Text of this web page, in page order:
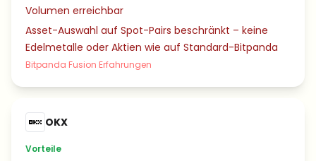
Volumen erreichbar
Asset-Auswahl auf Spot-Pairs beschränkt – keine
Edelmetalle oder Aktien wie auf Standard-Bitpanda
Bitpanda Fusion Erfahrungen
OKX
Vorteile